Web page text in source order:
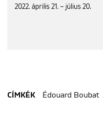
2022. április 21. – július 20.
CÍMKÉK Édouard Boubat